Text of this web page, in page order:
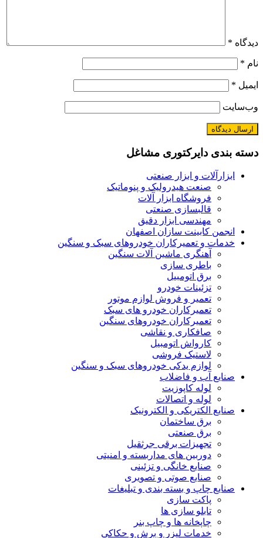
دیدگاه *
نام *
ایمیل *
وب‌سایت
دسته بندی دایرکتوری مشاغل
ابزارآلات و ابزار صنعتی
صنعت هیدرولیک و پنوماتیک
فروشگاه ابزار آلات
قالبسازی صنعتی
مهندسی ابزار دقیق
انجمن کابینت سازان اصفهان
خدمات و تعمیرکاران خودروهای سبک و سنگین
آهنگری ماشین آلات سنگین
باطری سازی
برق اتومبیل
تزئینات خودرو
تعمیر و فروش لوازم موتور
تعمیرکاران خودرو های سبک
تعمیرکاران خودروهای سنگین
صافکاری و نقاشی
کارواش اتومبیل
لاستیک فروشی
لوازم یدکی خودروهای سبک و سنگین
صنایع آب و فاضلاب
لوله کاپوزیت
لوله و اتصالات
صنایع الکتریکی و الکترونیک
برق ساختمان
برق صنعتی
تجهیزات برقی جرثقیل
دوربین های مداربسته و امنیتی
صنایع خانگی و تزئینی
صنایع صوتی و تصویری
صنایع چاپ و بسته بندی و تبلیغات
پاکت سازی
تابلو سازی ها
چاپخانه ها و چاپ بنر
خدمات لیزر و برش و حکاکی